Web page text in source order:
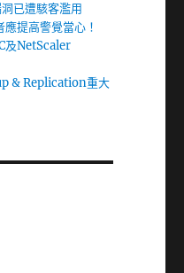
已遭駭客濫用
提高警覺當心！
及NetScaler
& Replication重大